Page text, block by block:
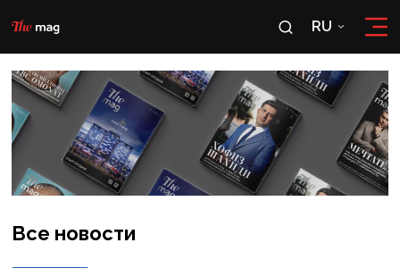
RU
RU
OʻZ
Все новости